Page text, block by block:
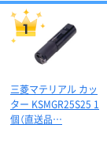
三菱マテリアル カッ
ター KSMGR25S25 1
個（直送品…